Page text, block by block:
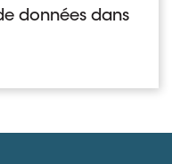
données dans